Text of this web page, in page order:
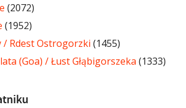
(2072)
(1952)
/ Rdest Ostrogorzki (1455)
(Goa) / Łust Głąbigorszeka (1333)